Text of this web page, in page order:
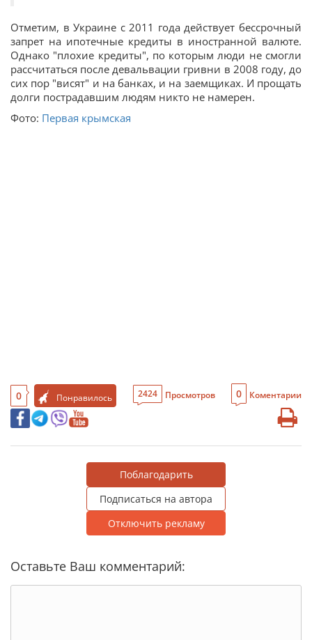
Отметим, в Украине с 2011 года действует бессрочный
запрет на ипотечные кредиты в иностранной валюте.
Однако "плохие кредиты", по которым люди не смогли
рассчитаться после девальвации гривни в 2008 году, до
сих пор "висят" и на банках, и на заемщиках. И прощать
долги пострадавшим людям никто не намерен.
Фото: Первая крымская
0 Понравилось 2424 Просмотров 0 Коментарии
Поблагодарить
Подписаться на автора
Отключить рекламу
Оставьте Ваш комментарий: